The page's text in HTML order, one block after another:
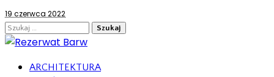
19 czerwca 2022
Szukaj:
ARCHITEKTURA